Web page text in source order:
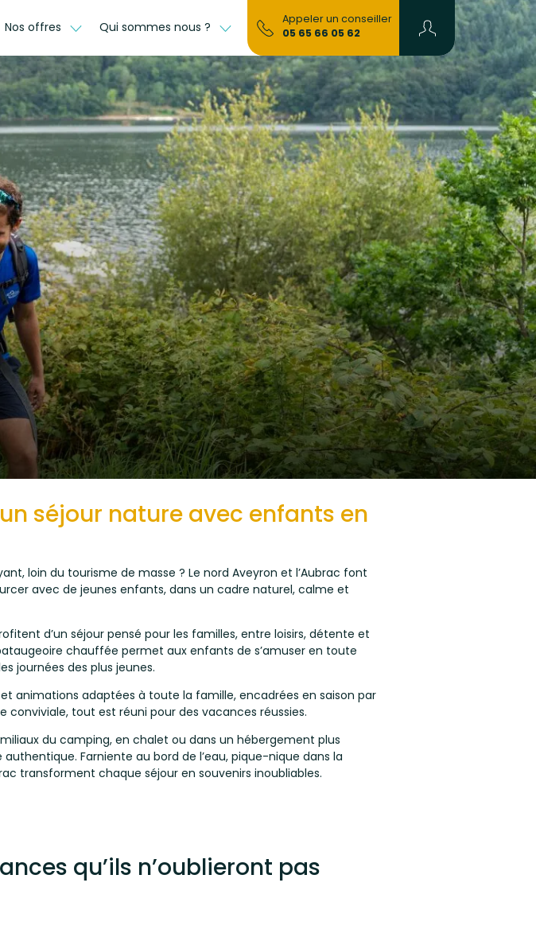
Nos offres Qui sommes nous ? FAQ
Appeler un conseiller
05 65 66 05 62
séjour nature avec enfants en
loin du tourisme de masse ? Le nord Aveyron et l’Aubrac font
avec de jeunes enfants, dans un cadre naturel, calme et
d’un séjour pensé pour les familles, entre loisirs, détente et
chauffée permet aux enfants de s’amuser en toute
journées des plus jeunes.
animations adaptées à toute la famille, encadrées en saison par
tout est réuni pour des vacances réussies.
du camping, en chalet ou dans un hébergement plus
Farniente au bord de l’eau, pique-nique dans la
transforment chaque séjour en souvenirs inoubliables.
qu’ils n’oublieront pas